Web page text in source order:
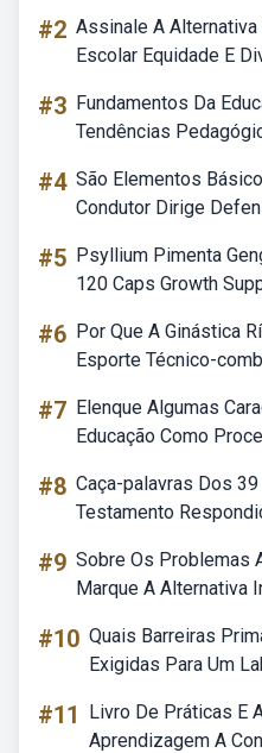
#2 Assinale A
Escolar Equidade E
#3 Fundamentos Da
Tendências
#4 São Elementos
Condutor Dirige
#5 Psyllium Pimenta
120 Caps Growth
#6 Por Que A Ginástica
Esporte Técnico-
#7 Elenque Algumas
Educação Como
#8 Caça-palavras Dos
Testamento
#9 Sobre Os Problemas
Marque A Alternativa
#10 Quais Barreiras
Exigidas Para Um
#11
Livro De Práticas E
Aprendizagem A